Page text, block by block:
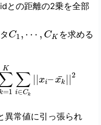
との距離の2乗を全部
C1, ⋯ , CK を求める
=1
K ∑
i∈Ck
||xi–xk
¯ ||2
異常値に引っ張られ